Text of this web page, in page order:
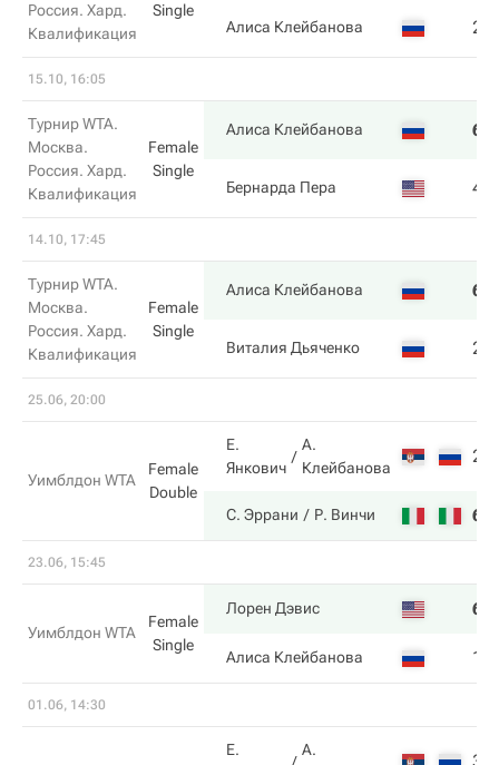
Россия. Хард.
Квалификация
Single
Алиса Клейбанова 2
15.10, 16:05
Турнир WTA.
Москва.
Россия. Хард.
Квалификация
Female
Single
Алиса Клейбанова 6
Бернарда Пера 4
14.10, 17:45
Турнир WTA.
Москва.
Россия. Хард.
Квалификация
Female
Single
Алиса Клейбанова 6
Виталия Дьяченко 2
25.06, 20:00
Уимблдон WTA
Female
Double
Е.
Янкович
А.
Клейбанова
2
С. Эррани Р. Винчи 6
23.06, 15:45
Уимблдон WTA
Female
Single
Лорен Дэвис 6
Алиса Клейбанова 1
01.06, 14:30
Е.
А.